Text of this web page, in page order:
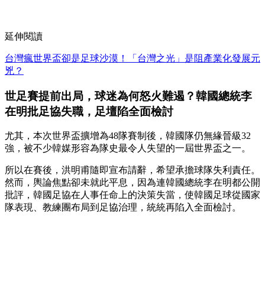
延伸閱讀
台灣瘋世界盃卻是足球沙漠！「台灣之光」是阻產業化發展元
兇？
世足賽提前出局，球迷為何怒火難遏？韓國總統李
在明批足協失職，足壇陷全面檢討
尤其，本次世界盃擴增為48隊賽制後，韓國隊仍無緣晉級32
強，被不少韓媒形容為隊史最令人失望的一屆世界盃之一。
所以在賽後，洪明甫隨即宣布請辭，希望承擔球隊失利責任。
然而，輿論焦點卻未就此平息，因為連韓國總統李在明都公開
批評，韓國足協在人事任命上的決策失當，使韓國足球從國家
隊表現、教練團布局到足協治理，統統再陷入全面檢討。